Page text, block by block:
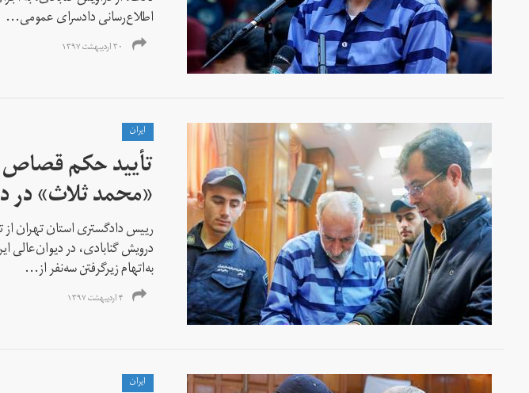
اطلاع‌رسانی دادسرای عمومی...
۳۰ اردیبهشت ۱۳۹۷
ايران
تأیید حکم
«محمد ثلاث» در
رییس دادگستری استان تهران
درویش گنابادی، در دیوان‌عالی
به‌اتهام زیرگرفتن سه‌نفر از...
۴ اردیبهشت ۱۳۹۷
ايران